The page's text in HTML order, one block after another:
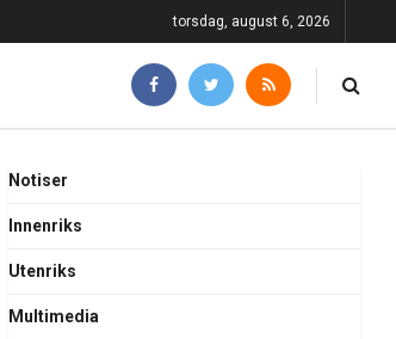
torsdag, august 6, 2026
Notiser
Innenriks
Utenriks
Multimedia